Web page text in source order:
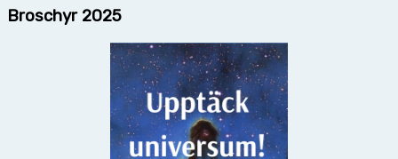
Broschyr 2025